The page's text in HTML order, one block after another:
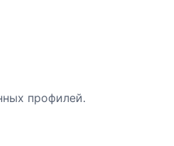
профилей.